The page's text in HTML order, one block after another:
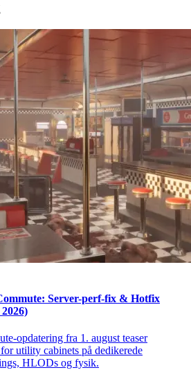
Server-perf-fix & Hotfix
opdatering fra 1. august teaser
utility cabinets på dedikerede
HLODs og fysik.